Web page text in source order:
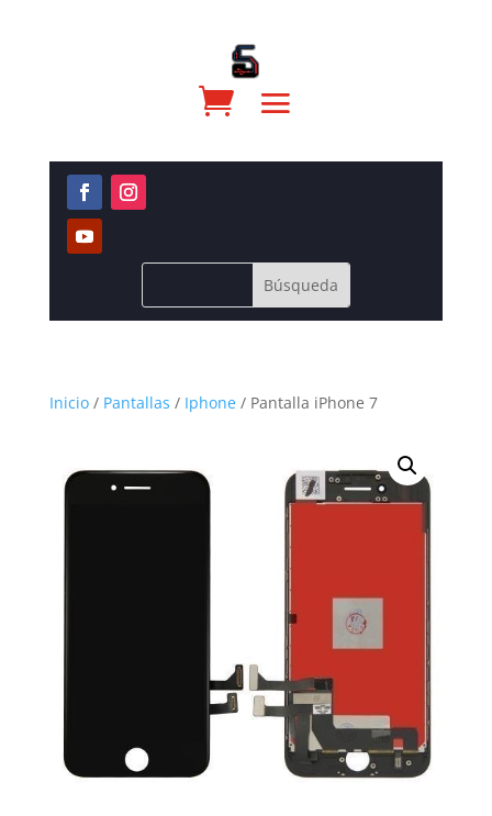
Inicio/ Pantallas / Iphone/ Pantalla iPhone 7